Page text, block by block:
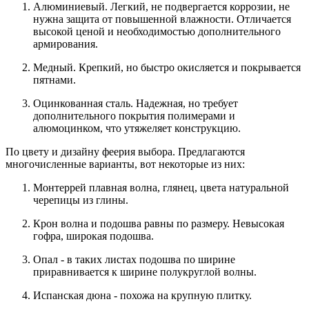
Алюминиевый. Легкий, не подвергается коррозии, не
нужна защита от повышенной влажности. Отличается
высокой ценой и необходимостью дополнительного
армирования.
Медный. Крепкий, но быстро окисляется и покрывается
пятнами.
Оцинкованная сталь. Надежная, но требует
дополнительного покрытия полимерами и
алюмоцинком, что утяжеляет конструкцию.
По цвету и дизайну феерия выбора. Предлагаются
многочисленные варианты, вот некоторые из них:
Монтеррей плавная волна, глянец, цвета натуральной
черепицы из глины.
Крон волна и подошва равны по размеру. Невысокая
гофра, широкая подошва.
Опал - в таких листах подошва по ширине
приравнивается к ширине полукруглой волны.
Испанская дюна - похожа на крупную плитку.